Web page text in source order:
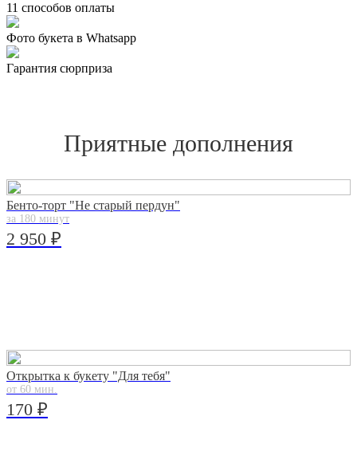
11 способов оплаты
Фото букета в Whatsapp
Гарантия сюрприза
Приятные дополнения
Бенто-торт "Не старый пердун"
за 180 минут
2 950 ₽
Открытка к букету "Для тебя"
от 60 мин.
170 ₽